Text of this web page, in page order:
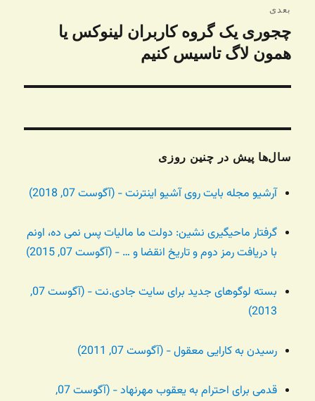
بعدی
نوشته
بعدی:
چجوری یک گروه کاربران لینوکس یا
همون لاگ تاسیس کنیم
سال‌ها پیش در چنین روزی
آرشیو مجله بایت روی آشیو اینترنت - (آگوست 07, 2018)
گرفتار ماحیگیری نشین: دولت ما مالیات پس نمی ده، اونم
با دریافت رمز دوم و تاریخ انقضا و … - (آگوست 07, 2015)
بسته لوگوهای جدید برای سایت جادی.نت - (آگوست 07,
2013)
رسیدن به کارایی معقول - (آگوست 07, 2011)
قدمی برای احترام به یعقوب مهرنهاد - (آگوست 07,